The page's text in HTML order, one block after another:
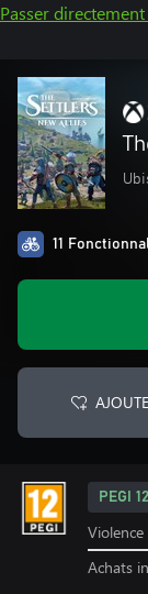
Passer
11
PEGI 12
Violence
Achats